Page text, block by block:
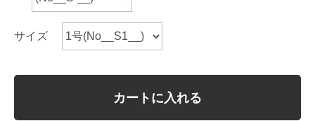
サイズ
カートに入れる